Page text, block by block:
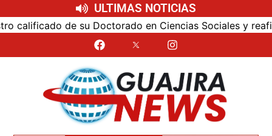
ULTIMAS NOTICIAS
de su Doctorado en Ciencias Sociales y reafirmó